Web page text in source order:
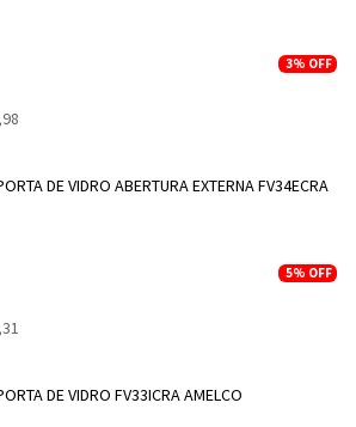
3% OFF
DE VIDRO ABERTURA EXTERNA FV34ECRA
5% OFF
DE VIDRO FV33ICRA AMELCO